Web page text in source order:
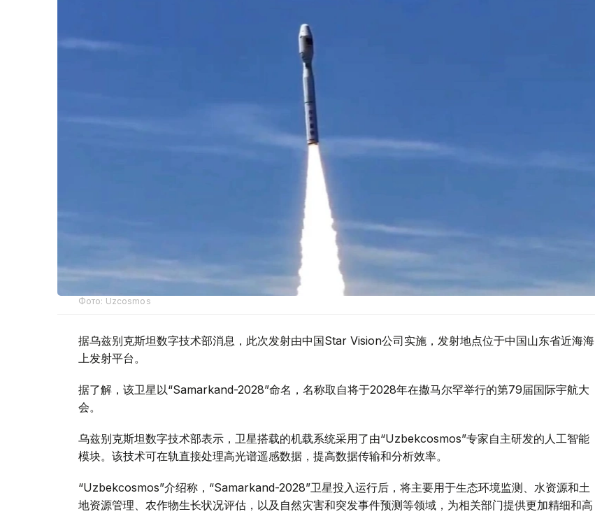
Фото: Uzcosmos
据乌兹别克斯坦数字技术部消息，此次发射由中国Star Vision公司实施，发射地点位于中国山东省近海海
上发射平台。
据了解，该卫星以“Samarkand-2028”命名，名称取自将于2028年在撒马尔罕举行的第79届国际宇航大
会。
乌兹别克斯坦数字技术部表示，卫星搭载的机载系统采用了由“Uzbekcosmos”专家自主研发的人工智能
模块。该技术可在轨直接处理高光谱遥感数据，提高数据传输和分析效率。
“Uzbekcosmos”介绍称，“Samarkand-2028”卫星投入运行后，将主要用于生态环境监测、水资源和土
地资源管理、农作物生长状况评估，以及自然灾害和突发事件预测等领域，为相关部门提供更加精细和高